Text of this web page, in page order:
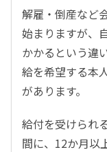
解雇・倒産など
始まりますが、
かかるという違
給を希望する本
があります。
給付を受けられ
間に、12か月以